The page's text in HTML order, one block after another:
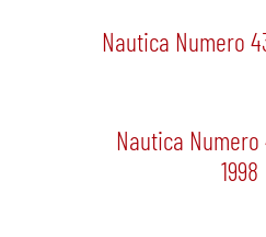
Nautica Numero
Nautica
1998